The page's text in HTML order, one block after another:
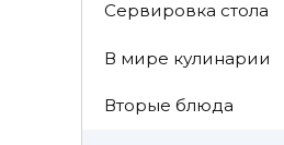
Cервировка стола
В мире кулинарии
Вторые блюда